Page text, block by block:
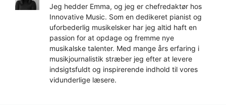
Jeg hedder Emma, og jeg er chefredaktør hos
Innovative Music. Som en dedikeret pianist og
uforbederlig musikelsker har jeg altid haft en
passion for at opdage og fremme nye
musikalske talenter. Med mange års erfaring i
musikjournalistik stræber jeg efter at levere
indsigtsfuldt og inspirerende indhold til vores
vidunderlige læsere.